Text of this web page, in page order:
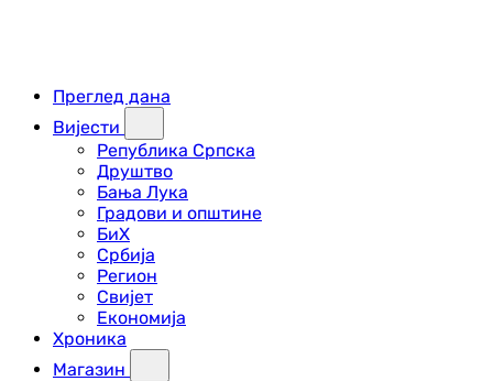
Преглед дана
Вијести
Република Српска
Друштво
Бања Лука
Градови и општине
БиХ
Србија
Регион
Свијет
Економија
Хроника
Магазин